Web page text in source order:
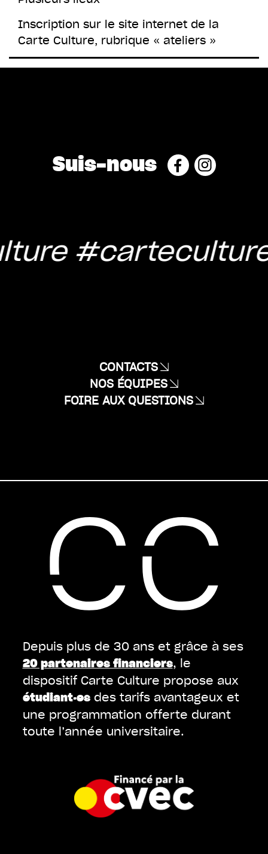
Inscription sur le site internet de la
Carte Culture, rubrique « ateliers »
Suis-nous
#carteculture
CONTACTS
NOS ÉQUIPES
FOIRE AUX QUESTIONS
Depuis plus de 30 ans et grâce à ses
20 partenaires financiers, le
dispositif Carte Culture propose aux
étudiant·esdes tarifs avantageux et
une programmation offerte durant
toute l’année universitaire.